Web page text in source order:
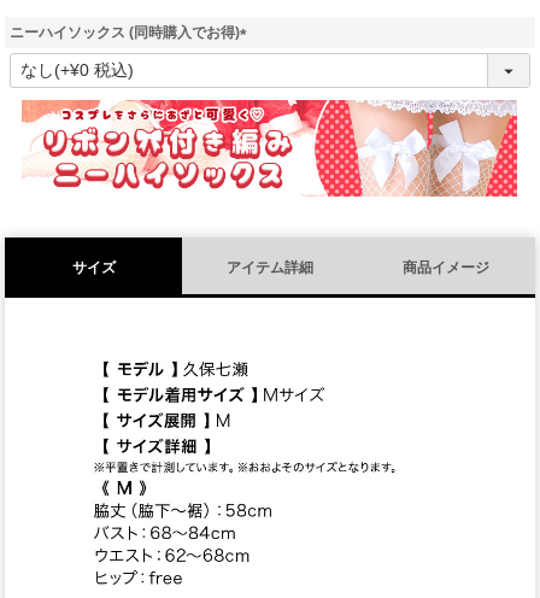
ニーハイソックス (同時購入でお得)
(
須
)
サイズ アイテム詳細 商品イメージ